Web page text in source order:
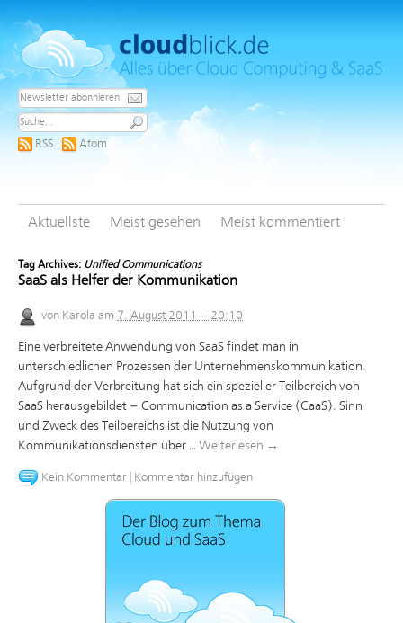
RSS Atom
Aktuellste Meist gesehen Meist kommentiert
Tag Archives: Unified Communications
SaaS als Helfer der Kommunikation
von Karola am 7. August 2011 – 20:10
Eine verbreitete Anwendung von SaaS findet man in
unterschiedlichen Prozessen der Unternehmenskommunikation.
Aufgrund der Verbreitung hat sich ein spezieller Teilbereich von
SaaS herausgebildet – Communication as a Service (CaaS). Sinn
und Zweck des Teilbereichs ist die Nutzung von
Kommunikationsdiensten über … Weiterlesen →
Kein Kommentar Kommentar hinzufügen